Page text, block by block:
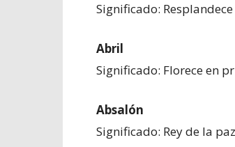
Significado:
Abril
Significado: Florece en
Absalón
Significado: Rey de la